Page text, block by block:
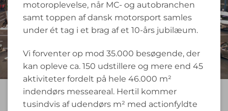
motoroplevelse, når MC- og autobranchen
samt toppen af dansk motorsport samles
under ét tag i et brag af et 10-års jubilæum.
Vi forventer op mod 35.000 besøgende, der
kan opleve ca. 150 udstillere og mere end 45
aktiviteter fordelt på hele 46.000 m²
indendørs messeareal. Hertil kommer
tusindvis af udendørs m² med actionfyldte